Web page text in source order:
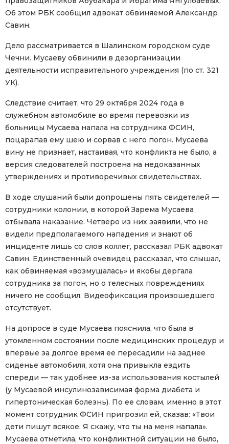
Об этом РБК сообщил адвокат обвиняемой Александр
Савин.
Дело рассматривается в Шалинском городском суде
Чечни. Мусаеву обвинили в дезорганизации
деятельности исправительного учреждения (по ст. 321
УК).
Следствие считает, что 29 октября 2024 года в
служебном автомобиле во время перевозки из
больницы Мусаева напала на сотрудника ФСИН,
поцарапав ему шею и сорвав с него погон. Мусаева
вину не признает, настаивая, что конфликта не было, а
версия следователей построена на недоказанных
утверждениях и противоречивых свидетельствах.
В ходе слушаний были допрошены пять свидетелей —
сотрудники колонии, в которой Зарема Мусаева
отбывала наказание. Четверо из них заявили, что не
видели предполагаемого нападения и знают об
инциденте лишь со слов коллег, рассказал РБК адвокат
Савин. Единственный очевидец рассказал, что слышал,
как обвиняемая «возмущалась» и якобы дергала
сотрудника за погон, но о телесных повреждениях
ничего не сообщил. Видеофиксация произошедшего
отсутствует.
На допросе в суде Мусаева пояснила, что была в
утомленном состоянии после медицинских процедур и
впервые за долгое время ее пересадили на заднее
сиденье автомобиля, хотя она привыкла ездить
спереди — так удобнее из-за использования костылей
(у Мусаевой инсулинозависимая форма диабета и
гипертоническая болезнь). По ее словам, именно в этот
момент сотрудник ФСИН пригрозил ей, сказав: «Твои
дети пишут всякое. Я скажу, что ты на меня напала».
Мусаева отметила, что конфликтной ситуации не было,